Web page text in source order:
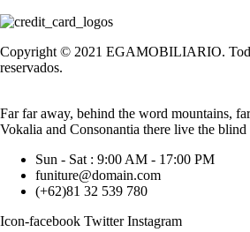
Copyright © 2021 EGAMOBILIARIO.
reservados.
Far far away, behind the word mountains,
Vokalia and Consonantia there live the blind
Sun - Sat : 9:00 AM - 17:00 PM
funiture@domain.com
(+62)81 32 539 780
Icon-facebook Twitter Instagram